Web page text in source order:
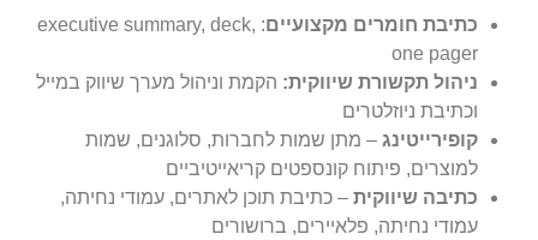
כתיבת חומרים מקצועיים : executive summary, deck,
one pager
ניהול תקשורת שיווקית: הקמת וניהול מערך שיווק במייל
וכתיבת ניוזלטרים
קופירייטינג – מתן שמות לחברות, סלוגנים, שמות
למוצרים, פיתוח קונספטים קריאייטיביים
כתיבה שיווקית – כתיבת תוכן לאתרים, עמודי נחיתה,
עמודי נחיתה, פלאיירים, ברושורים